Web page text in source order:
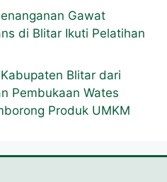
Gawat
di Blitar Ikuti Pelatihan
Blitar dari
Pembukaan Wates
Produk UMKM